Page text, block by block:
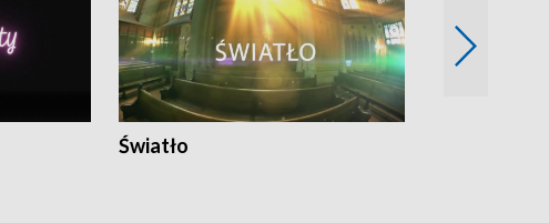
Światło